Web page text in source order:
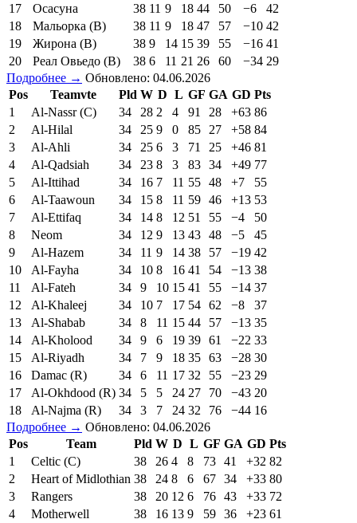
17 Осасуна 38 11 9 18 44 50 −6
42
18
Мальорка (В) 38 11 9 18 47 57 −10 42
19
Жирона (В) 38 9 14 15 39 55 −16 41
20
Реал Овьедо (В) 38 6 11 21 26 60 −34 29
Подробнее → Обновлено: 04.06.2026
Pos
Teamvte Pld W D L GF GA GD Pts
1
Al-Nassr (C) 34 28 2 4 91 28 +63 86
2
Al-Hilal 34 25 9 0 85 27 +58 84
3
Al-Ahli 34 25 6 3 71 25 +46 81
4
Al-Qadsiah 34 23 8 3 83 34 +49 77
5
Al-Ittihad 34 16 7 11 55 48 +7
55
6
Al-Taawoun 34 15 8 11 59 46 +13 53
7
Al-Ettifaq 34 14 8 12 51 55 −4
50
8
Neom 34 12 9 13 43 48 −5
45
9
Al-Hazem 34 11 9 14 38 57 −19 42
10
Al-Fayha 34 10 8 16 41 54 −13 38
11
Al-Fateh 34 9 10 15 41 55 −14 37
12
Al-Khaleej 34 10 7 17 54 62 −8
37
13
Al-Shabab 34 8 11 15 44 57 −13 35
14
Al-Kholood 34 9 6 19 39 61 −22 33
15
Al-Riyadh 34 7 9 18 35 63 −28 30
16
Damac (R) 34 6 11 17 32 55 −23 29
17
Al-Okhdood (R) 34 5 5 24 27 70 −43 20
18
Al-Najma (R) 34 3 7 24 32 76 −44 16
Подробнее → Обновлено: 04.06.2026
Pos
Team Pld W D L GF GA GD Pts
1
Celtic (C) 38 26 4 8 73 41 +32 82
2
Heart of Midlothian 38 24 8 6 67 34 +33 80
3
Rangers 38 20 12 6 76 43 +33 72
4
Motherwell 38 16 13 9 59 36 +23 61